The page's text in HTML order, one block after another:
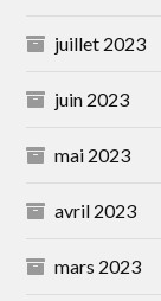
juillet 2023
juin 2023
mai 2023
avril 2023
mars 2023